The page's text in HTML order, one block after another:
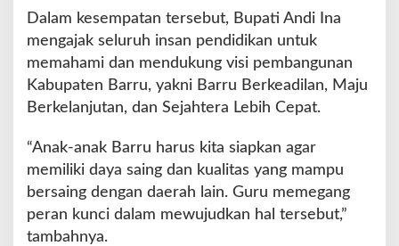
Dalam kesempatan tersebut, Bupati Andi Ina
mengajak seluruh insan pendidikan untuk
memahami dan mendukung visi pembangunan
Kabupaten Barru, yakni Barru Berkeadilan, Maju
Berkelanjutan, dan Sejahtera Lebih Cepat.
“Anak-anak Barru harus kita siapkan agar
memiliki daya saing dan kualitas yang mampu
bersaing dengan daerah lain. Guru memegang
peran kunci dalam mewujudkan hal tersebut,”
tambahnya.